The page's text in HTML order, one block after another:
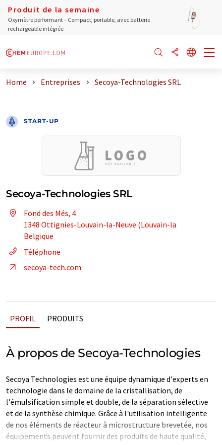
Produit de la semaine
Oxymètre performant – Compact, portable, avec batterie
rechargeable intégrée
Home Entreprises Secoya-Technologies SRL
START-UP
Secoya-Technologies SRL
Fond des Més, 4
1348 Ottignies-Louvain-la-Neuve (Louvain-la
Belgique
Téléphone
secoya-tech.com
PROFIL PRODUITS
À propos de Secoya-Technologies
Secoya Technologies est une équipe dynamique d'experts en
technologie dans le domaine de la cristallisation, de
l'émulsification simple et double, de la séparation sélective
et de la synthèse chimique. Grâce à l'utilisation intelligente
de nos éléments de réacteur à microstructure brevetée, nos
équipements peuvent fournir des produits de haute qualité,